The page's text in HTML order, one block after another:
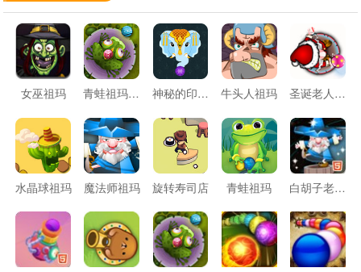
女巫祖玛 青蛙祖玛游戏 神秘的印度祖玛 牛头人祖玛 圣诞老人祖玛
水晶球祖玛 魔法师祖玛 旋转寿司店 青蛙祖玛 白胡子老头祖玛